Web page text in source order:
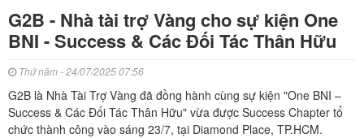
G2B - Nhà tài trợ Vàng cho sự kiện One
BNI - Success & Các Đối Tác Thân Hữu
Thứ năm - 24/07/2025 07:56
G2B là Nhà Tài Trợ Vàng đã đồng hành cùng sự kiện "One BNI –
Success & Các Đối Tác Thân Hữu" vừa được Success Chapter tổ
chức thành công vào sáng 23/7, tại Diamond Place, TP.HCM.